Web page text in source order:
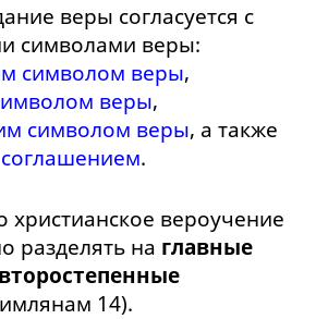
веры согласуется с
символами веры:
символом веры,
веры,
символом веры, а также
.
вероучение
разделять на главные
второстепенные
14).